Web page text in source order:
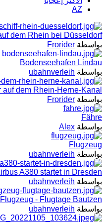
AZ
dem Rhein bei Düsseldorf
بواسطة Frorider
Bodenseehafen Lindau
بواسطة ubahnverleih
dem Rhein-Herne-Kanal
بواسطة Frorider
Fähre
بواسطة Alex
Flugzeug
بواسطة ubahnverleih
A380 startet in Dresden
بواسطة ubahnverleih
- Flugtage Bautzen
بواسطة ubahnverleih